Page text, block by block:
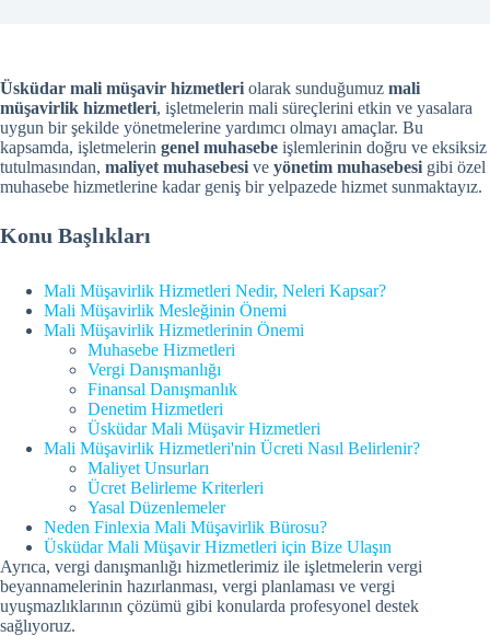
Üsküdar mali müşavir hizmetleri olarak sunduğumuz mali
müşavirlik hizmetleri, işletmelerin mali süreçlerini etkin ve yasalara
uygun bir şekilde yönetmelerine yardımcı olmayı amaçlar. Bu
kapsamda, işletmelerin genel muhasebe işlemlerinin doğru ve eksiksiz
tutulmasından, maliyet muhasebesi ve yönetim muhasebesi gibi özel
muhasebe hizmetlerine kadar geniş bir yelpazede hizmet sunmaktayız.
Konu Başlıkları
Mali Müşavirlik Hizmetleri Nedir, Neleri Kapsar?
Mali Müşavirlik Mesleğinin Önemi
Mali Müşavirlik Hizmetlerinin Önemi
Muhasebe Hizmetleri
Vergi Danışmanlığı
Finansal Danışmanlık
Denetim Hizmetleri
Üsküdar Mali Müşavir Hizmetleri
Mali Müşavirlik Hizmetleri'nin Ücreti Nasıl Belirlenir?
Maliyet Unsurları
Ücret Belirleme Kriterleri
Yasal Düzenlemeler
Neden Finlexia Mali Müşavirlik Bürosu?
Üsküdar Mali Müşavir Hizmetleri için Bize Ulaşın
Ayrıca, vergi danışmanlığı hizmetlerimiz ile işletmelerin vergi
beyannamelerinin hazırlanması, vergi planlaması ve vergi
uyuşmazlıklarının çözümü gibi konularda profesyonel destek
sağlıyoruz.